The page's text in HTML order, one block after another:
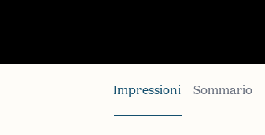
Impressioni Sommario